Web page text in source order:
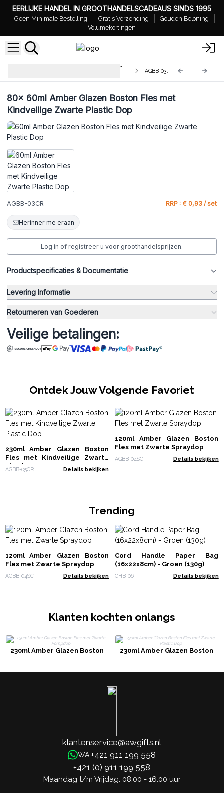
EERLIJKE HANDEL IN GROOTHANDELSCADEAUS SINDS 1995
Geen Minimale Bestelling Gratis Verzending
Gouden Beloning
Volumekortingen
Groothandel Amber Glazen Boston
AGBB-03CR
80x 60ml Amber Glazen Boston Fles met
Kindveilige Zwarte Plastic Dop
AGBB-03CR RRP : € 0,93 / set
Herinner me eraan
Log in of registreer u voor groothandelsprijzen.
Productspecificaties & Documentatie
Levering Informatie
Retourneren van Goederen
Veilige betalingen:
Ontdek Jouw Volgende Favoriet
230ml Amber Glazen Boston
Fles met Kindveilige Zwarte
Plastic Dop
AGBB-05CR Details bekijken
120ml Amber Glazen Boston
Fles met Zwarte Spraydop
AGBB-04SC Details bekijken
Trending
120ml Amber Glazen Boston
Fles met Zwarte Spraydop
AGBB-04SC Details bekijken
Cord Handle Paper Bag
(16x22x8cm) - Groen (130g)
CHB-06 Details bekijken
Klanten kochten onlangs
230ml Amber Glazen Boston
230ml Amber Glazen Boston
klantenservice@awgifts.nl
WA:+421 911 199 558
+421 (0) 911 199 558
Maandag t/m Vrijdag: 08:00 - 16:00 uur